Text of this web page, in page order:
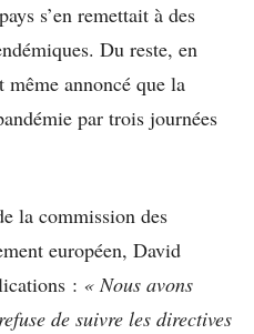
s’en remettait à des
Du reste, en
annoncé que la
par trois journées
la commission des
européen, David
: « Nous avons
de suivre les directives